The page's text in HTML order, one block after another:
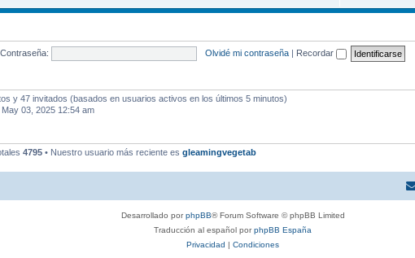
Contraseña: Olvidé mi contraseña | Recordar
y 47 invitados (basados en usuarios activos en los últimos 5 minutos)
May 03, 2025 12:54 am
4795 • Nuestro usuario más reciente es gleamingvegetab
Desarrollado porphpBB® Forum Software © phpBB Limited
Traducción al español porphpBB España
Privacidad | Condiciones